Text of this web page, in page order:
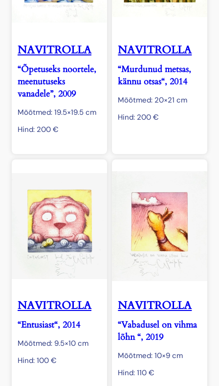
NAVITROLLA
“Õpetuseks noortele,
meenutuseks
vanadele”, 2009
Mõõtmed: 19.5×19.5 cm
Hind: 200 €
NAVITROLLA
“Murdunud metsas,
kännu otsas“, 2014
Mõõtmed: 20×21 cm
Hind: 200€
NAVITROLLA
“Entusiast“, 2014
Mõõtmed: 9.5×10 cm
Hind: 100 €
NAVITROLLA
“Vabadusel on vihma
lõhn “, 2019
Mõõtmed: 10×9 cm
Hind:110€